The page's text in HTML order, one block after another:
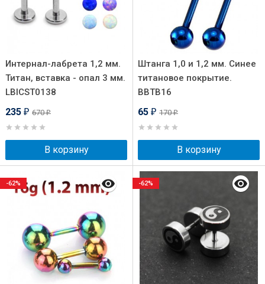
Интернал-лабрета 1,2 мм.
Титан, вставка - опал 3 мм.
LBICST0138
235 ₽ 670₽
В корзину
Штанга 1,0 и 1,2 мм. Синее
титановое покрытие.
BBTB16
65 ₽ 170₽
В корзину
-62% -62%